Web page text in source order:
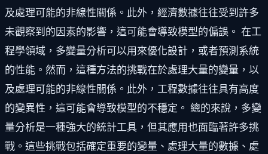
及處理可能的非線性關係。此外，經濟數據往往受到許多
未觀察到的因素的影響，這可能會導致模型的偏誤。 在工
程學領域，多變量分析可以用來優化設計，或者預測系統
的性能。然而，這種方法的挑戰在於處理大量的變量，以
及處理可能的非線性關係。此外，工程數據往往具有高度
的變異性，這可能會導致模型的不穩定。 總的來說，多變
量分析是一種強大的統計工具，但其應用也面臨著許多挑
戰。這些挑戰包括確定重要的變量、處理大量的數據、處